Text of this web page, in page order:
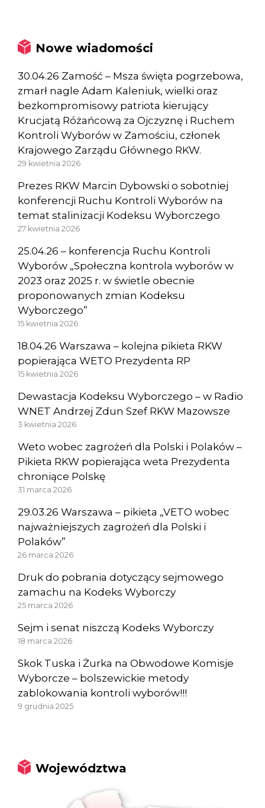
Nowe wiadomości
30.04.26 Zamość – Msza święta pogrzebowa,
zmarł nagle Adam Kaleniuk, wielki oraz
bezkompromisowy patriota kierujący
Krucjatą Różańcową za Ojczyznę i Ruchem
Kontroli Wyborów w Zamościu, członek
Krajowego Zarządu Głównego RKW.
29 kwietnia 2026
Prezes RKW Marcin Dybowski o sobotniej
konferencji Ruchu Kontroli Wyborów na
temat stalinizacji Kodeksu Wyborczego
27 kwietnia 2026
25.04.26 – konferencja Ruchu Kontroli
Wyborów „Społeczna kontrola wyborów w
2023 oraz 2025 r. w świetle obecnie
proponowanych zmian Kodeksu
Wyborczego”
15 kwietnia 2026
18.04.26 Warszawa – kolejna pikieta RKW
popierająca WETO Prezydenta RP
15 kwietnia 2026
Dewastacja Kodeksu Wyborczego – w Radio
WNET Andrzej Zdun Szef RKW Mazowsze
3 kwietnia 2026
Weto wobec zagrożeń dla Polski i Polaków –
Pikieta RKW popierająca weta Prezydenta
chroniące Polskę
31 marca 2026
29.03.26 Warszawa – pikieta „VETO wobec
najważniejszych zagrożeń dla Polski i
Polaków”
26 marca 2026
Druk do pobrania dotyczący sejmowego
zamachu na Kodeks Wyborczy
25 marca 2026
Sejm i senat niszczą Kodeks Wyborczy
18 marca 2026
Skok Tuska i Żurka na Obwodowe Komisje
Wyborcze – bolszewickie metody
zablokowania kontroli wyborów!!!
9 grudnia 2025
Województwa